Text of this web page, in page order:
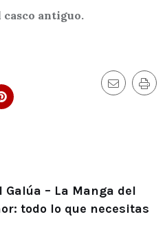
casco antiguo.
Galúa – La Manga del
todo lo que necesitas